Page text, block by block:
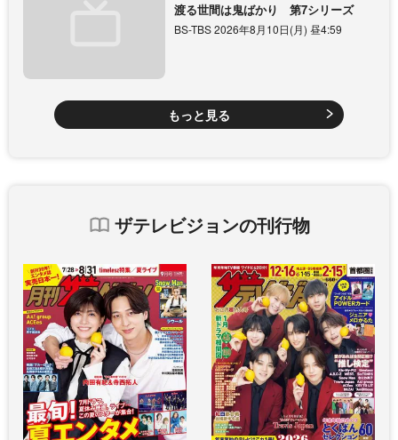
渡る世間は鬼ばかり 第7シリーズ
BS-TBS 2026年8月10日(月) 昼4:59
もっと見る
ザテレビジョンの刊行物